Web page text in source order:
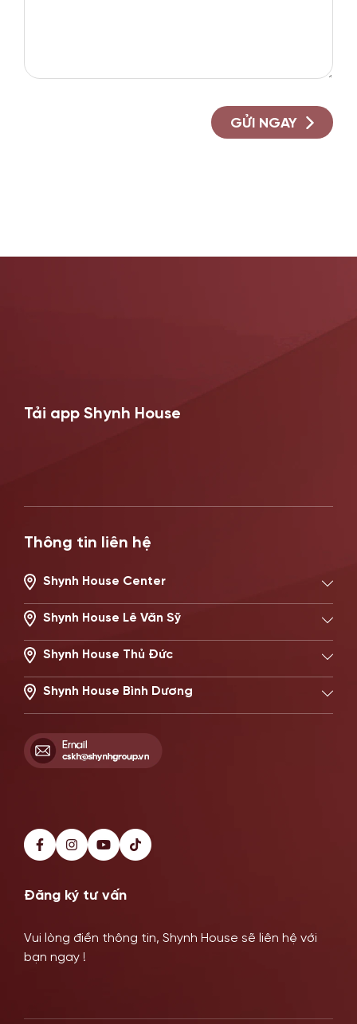
GỬI NGAY
Tải app Shynh House
Thông tin liên hệ
Shynh House Center
Shynh House Lê Văn Sỹ
Shynh House Thủ Đức
Shynh House Bình Dương
Đăng ký tư vấn
Vui lòng điền thông tin, Shynh House sẽ liên hệ với
bạn ngay !